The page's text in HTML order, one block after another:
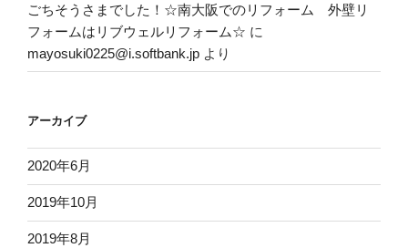
ごちそうさまでした！☆南大阪でのリフォーム 外壁リ
フォームはリブウェルリフォーム☆ に
mayosuki0225@i.softbank.jp より
アーカイブ
2020年6月
2019年10月
2019年8月